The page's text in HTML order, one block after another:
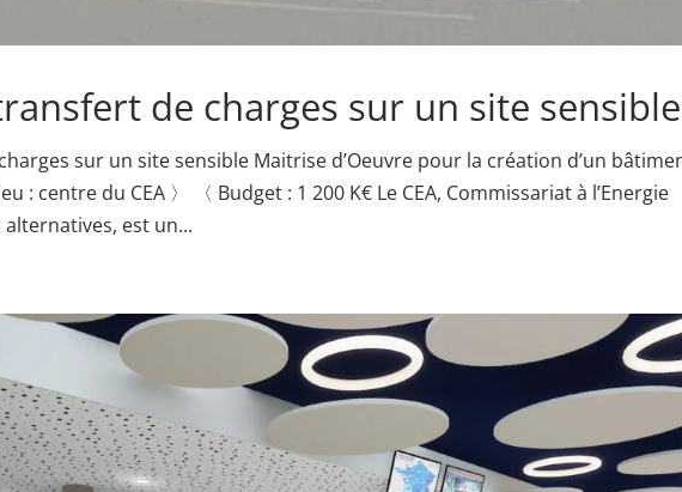
de charges sur un site sensible
sur un site sensible Maitrise d’Oeuvre pour la création d’un
: centre du CEA 〉 〈 Budget : 1 200 K€ Le CEA, Commissariat à l’Energie
est un...